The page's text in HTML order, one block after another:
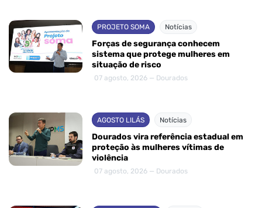
PROJETO SOMA Notícias
Forças de segurança conhecem
sistema que protege mulheres em
situação de risco
07 agosto, 2026 — Dourados
AGOSTO LILÁS Notícias
Dourados vira referência estadual em
proteção às mulheres vítimas de
violência
07 agosto, 2026 — Dourados